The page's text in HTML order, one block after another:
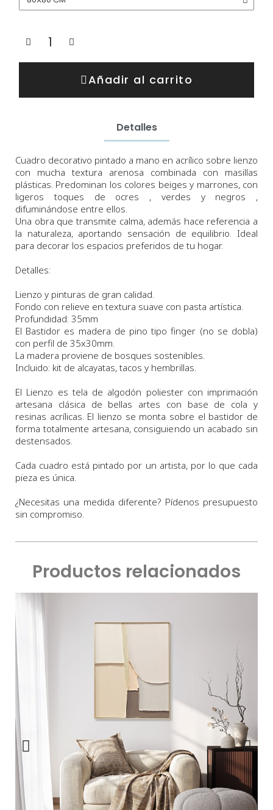
Añadir al carrito
Detalles
Cuadro decorativo pintado a mano en acrílico sobre lienzo
con mucha textura arenosa combinada con masillas
plásticas. Predominan los colores beiges y marrones, con
ligeros toques de ocres , verdes y negros ,
difuminándose entre ellos.
Una obra que transmite calma, además hace referencia a
la naturaleza, aportando sensación de equilibrio. Ideal
para decorar los espacios preferidos de tu hogar.
Detalles:
Lienzo y pinturas de gran calidad.
Fondo con relieve en textura suave con pasta artística.
Profundidad: 35mm
El Bastidor es madera de pino tipo finger (no se dobla)
con perfil de 35x30mm.
La madera proviene de bosques sostenibles.
Incluido: kit de alcayatas, tacos y hembrillas.
El Lienzo es tela de algodón poliester con imprimación
artesana clásica de bellas artes con base de cola y
resinas acrílicas. El lienzo se monta sobre el bastidor de
forma totalmente artesana, consiguiendo un acabado sin
destensados.
Cada cuadro está pintado por un artista, por lo que cada
pieza es única.
¿Necesitas una medida diferente? Pídenos presupuesto
sin compromiso.
Productos relacionados